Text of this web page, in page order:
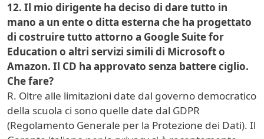
12. Il mio dirigente ha deciso di dare tutto in
mano a un ente o ditta esterna che ha progettato
di costruire tutto attorno a Google Suite for
Education o altri servizi simili di Microsoft o
Amazon. Il CD ha approvato senza battere ciglio.
Che fare?
R. Oltre alle limitazioni date dal governo democratico
della scuola ci sono quelle date dal GDPR
(Regolamento Generale per la Protezione dei Dati). Il